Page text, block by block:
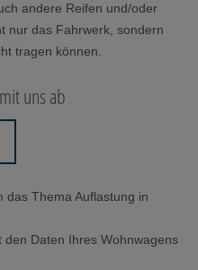
andere Reifen und/oder
nur das Fahrwerk, sondern
tragen können.
uns ab
das Thema Auflastung in
den Daten Ihres Wohnwagens